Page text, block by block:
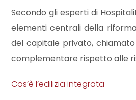
Secondo gli esperti di
elementi centrali della
del capitale privato,
complementare rispetto alle
Cos’è l’edilizia integrata
Comune